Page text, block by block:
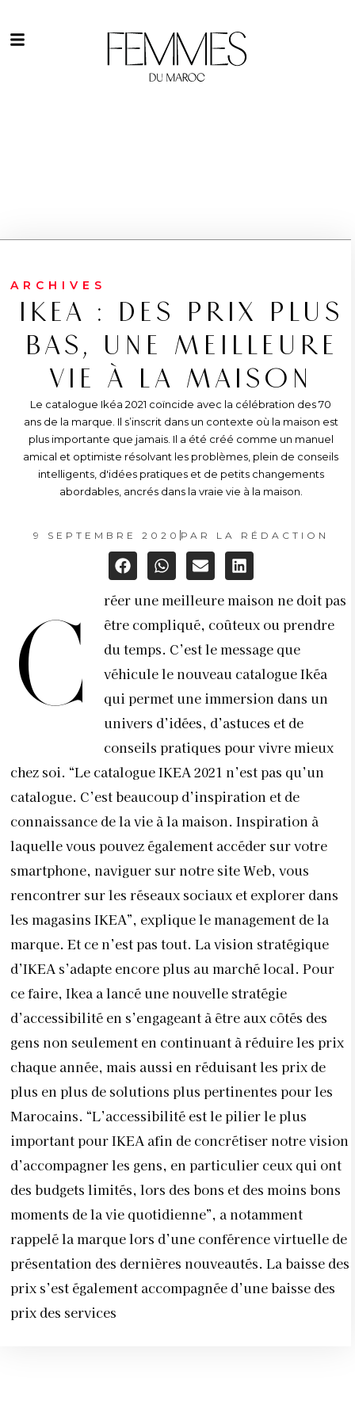
ARCHIVES
IKEA : DES PRIX PLUS
BAS, UNE MEILLEURE
VIE À LA MAISON
Le catalogue Ikéa 2021 coïncide avec la célébration des 70
ans de la marque. Il s’inscrit dans un contexte où la maison est
plus importante que jamais. Il a été créé comme un manuel
amical et optimiste résolvant les problèmes, plein de conseils
intelligents, d'idées pratiques et de petits changements
abordables, ancrés dans la vraie vie à la maison.
9 SEPTEMBRE 2020 PAR LA RÉDACTION
C
réer une meilleure maison ne doit pas
être compliqué, coûteux ou prendre
du temps. C’est le message que
véhicule le nouveau catalogue Ikéa
qui permet une immersion dans un
univers d’idées, d’astuces et de
conseils pratiques pour vivre mieux
chez soi. “Le catalogue IKEA 2021 n’est pas qu’un
catalogue. C’est beaucoup d’inspiration et de
connaissance de la vie à la maison. Inspiration à
laquelle vous pouvez également accéder sur votre
smartphone, naviguer sur notre site Web, vous
rencontrer sur les réseaux sociaux et explorer dans
les magasins IKEA”, explique le management de la
marque. Et ce n’est pas tout. La vision stratégique
d’IKEA s’adapte encore plus au marché local. Pour
ce faire, Ikea a lancé une nouvelle stratégie
d’accessibilité en s’engageant à être aux côtés des
gens non seulement en continuant à réduire les prix
chaque année, mais aussi en réduisant les prix de
plus en plus de solutions plus pertinentes pour les
Marocains. “L’accessibilité est le pilier le plus
important pour IKEA afin de concrétiser notre vision
d’accompagner les gens, en particulier ceux qui ont
des budgets limités, lors des bons et des moins bons
moments de la vie quotidienne”, a notamment
rappelé la marque lors d’une conférence virtuelle de
présentation des dernières nouveautés. La baisse des
prix s’est également accompagnée d’une baisse des
prix des services